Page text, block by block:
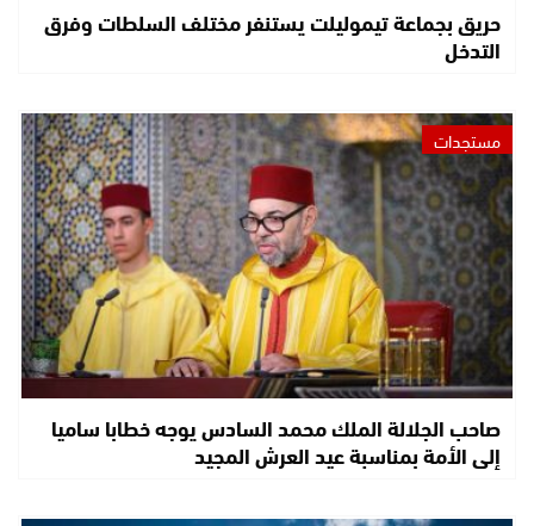
حريق بجماعة تيموليلت يستنفر مختلف السلطات وفرق
التدخل
مستجدات
صاحب الجلالة الملك محمد السادس يوجه خطابا ساميا
إلى الأمة بمناسبة عيد العرش المجيد